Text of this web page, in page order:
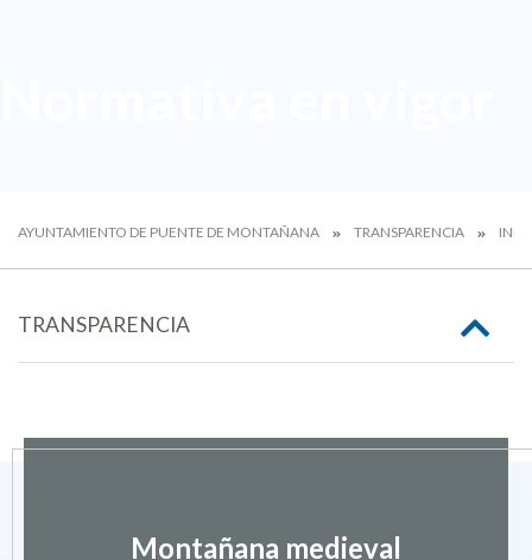
AYUNTAMIENTO DE PUENTE DE MONTAÑANA TRANSPARENCIA
TRANSPARENCIA
Montañana medieval